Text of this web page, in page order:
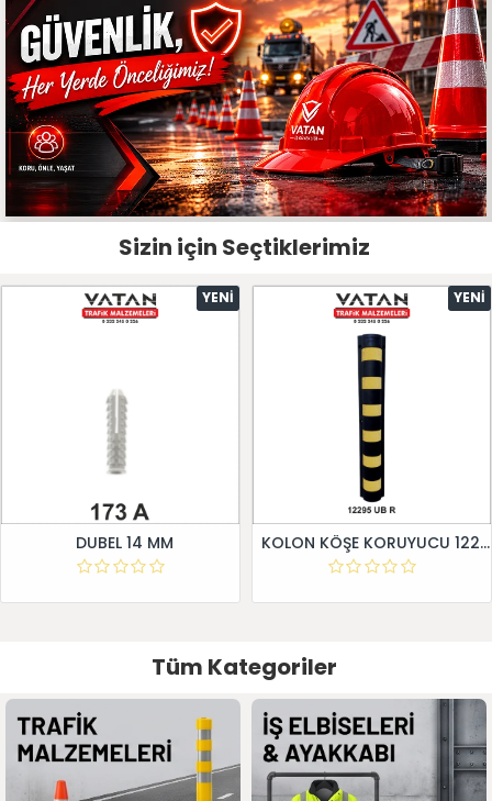
Sizin için Seçtiklerimiz
YENI
DUBEL 14 MM
YENI
KOLON KÖŞE KORUYUCU 12295 UB R
Tüm Kategoriler